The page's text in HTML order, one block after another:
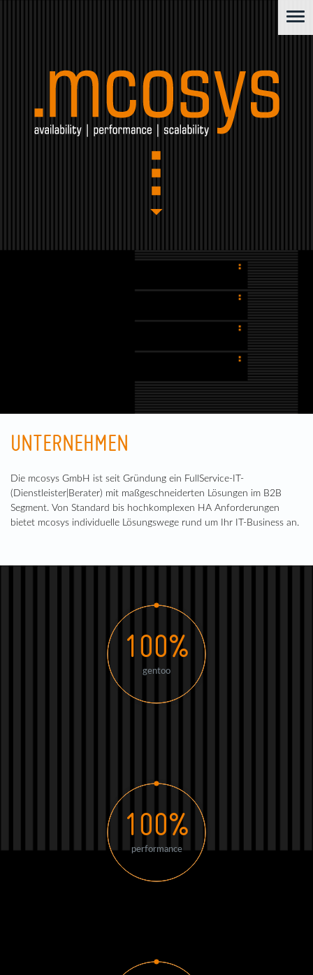
UNTERNEHMEN
Die mcosys GmbH ist seit Gründung ein FullService-IT-
(Dienstleister|Berater) mit maßgeschneiderten Lösungen im B2B
Segment. Von Standard bis hochkomplexen HA Anforderungen
bietet mcosys individuelle Lösungswege rund um Ihr IT-Business an.
100%
gentoo
100%
performance